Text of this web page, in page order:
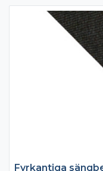
Fyrkantiga